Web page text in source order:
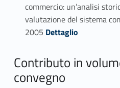
commercio: un’analisi
valutazione del sistema
2005 Link identifier #identifier_person_168478-48
Dettaglio
Contributo in
convegno